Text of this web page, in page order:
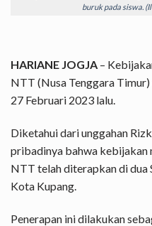
buruk pada siswa.
HARIANE JOGJA –
NTT (Nusa Tenggara
27 Februari 2023 lalu.
Diketahui dari unggahan
pribadinya bahwa kebijakan
NTT telah diterapkan di dua
Kota Kupang.
Penerapan ini dilakukan